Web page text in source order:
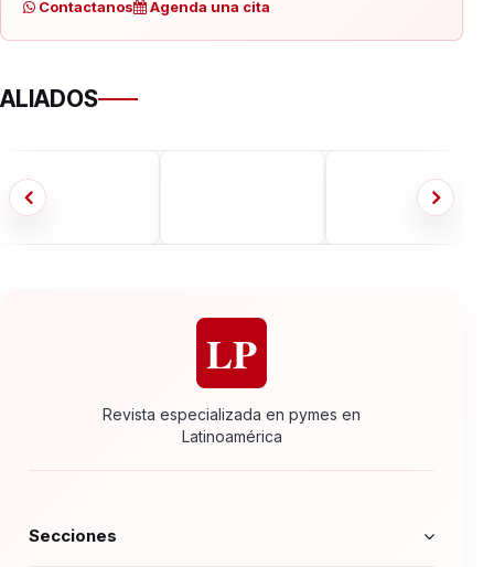
Contactanos Agenda una cita
ALIADOS
LP
Revista especializada en pymes en
Latinoamérica
Secciones